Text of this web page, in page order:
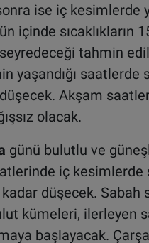
ise iç kesimlerde
içinde sıcaklıkların
tahmin
yaşandığı saatlerde
Akşam
olacak.
günü bulutlu ve
iç kesimlerde
düşecek. Sabah
kümeleri, ilerleyen
başlayacak.